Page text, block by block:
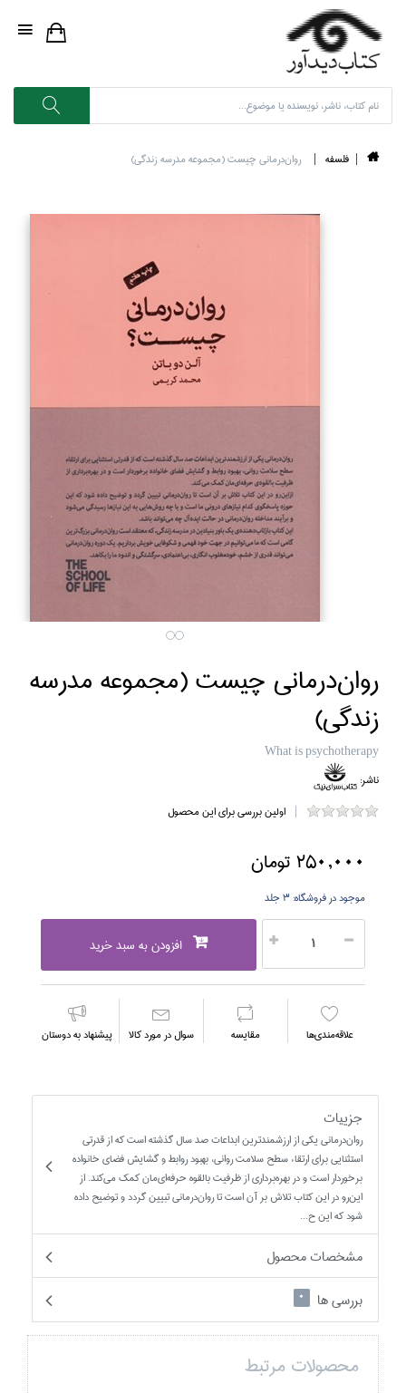
فلسفه روان‌درماني چيست (مجموعه مدرسه زندگي)
روان‌درماني چيست (مجموعه مدرسه
زندگي)
What is psychotherapy
ناشر:
اولین بررسی برای این محصول
250,000 تومان
موجود در فروشگاه:3 جلد
افزودن به سبد خرید
علاقه‌مندي‌ها مقايسه سوال در مورد كالا پیشنهاد به دوستان
جزییات
روان‌درماني يكي از ارزشمندترين ابداعات صد سال گذشته است كه از قدرتي
استثنايي براي ارتقاء سطح سلامت رواني، بهبود روابط و گشايش فضاي خانواده
برخوردار است و در بهره‌برداري از ظرفيت بالقوه حرفه‌اي‌مان كمك مي‌كند. از
اين‌رو در اين كتاب تلاش بر آن است تا روان‌درماني تبيين گردد و توضيح داده
شود كه اين ح...
مشخصات محصول
بررسی ها
0
محصولات مرتبط